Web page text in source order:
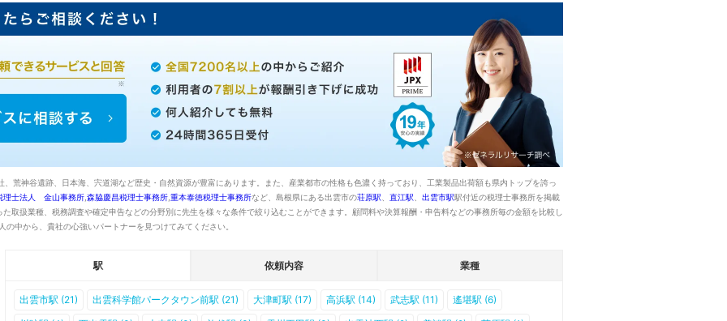
荒神谷遺跡、日本海、宍道湖など歴史・自然資源が豊富にあります。また、産業都市の性格も色濃く持っており、工業製品出荷額も県内トップを誇っ
理士法人 金山事務所 森脇慶昌税理士事務所 重本泰徳税理士事務所など、島根県にある出雲市の荘原駅 直江駅 出雲市駅駅付近の税理士事務所を掲載
取扱業種、税務調査や確定申告などの分野別に先生を様々な条件で絞り込むことができます。顧問料や決算報酬・申告料などの事務所毎の金額を比較し
中から、貴社の心強いパートナーを見つけてみてください。
駅 依頼内容 業種
出雲市駅 (21) 出雲科学館パークタウン前駅 (21) 大津町駅 (17) 高浜駅 (14) 武志駅 (11)
遙堪駅 (6)